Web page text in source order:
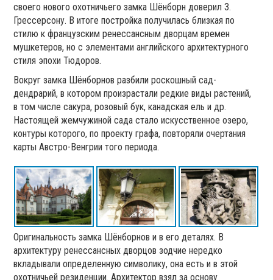
своего нового охотничьего замка Шёнборн доверил З.
Грессерсону. В итоге постройка получилась близкая по
стилю к французским ренессансным дворцам времен
мушкетеров, но с элементами английского архитектурного
стиля эпохи Тюдоров.
Вокруг замка Шёнборнов разбили роскошный сад-
дендрарий, в котором произрастали редкие виды растений,
в том числе сакура, розовый бук, канадская ель и др.
Настоящей жемчужиной сада стало искусственное озеро,
контуры которого, по проекту графа, повторяли очертания
карты Австро-Венгрии того периода.
Оригинальность замка Шёнборнов и в его деталях. В
архитектуру ренессансных дворцов зодчие нередко
вкладывали определенную символику, она есть и в этой
охотничьей резиденции. Архитектор взял за основу